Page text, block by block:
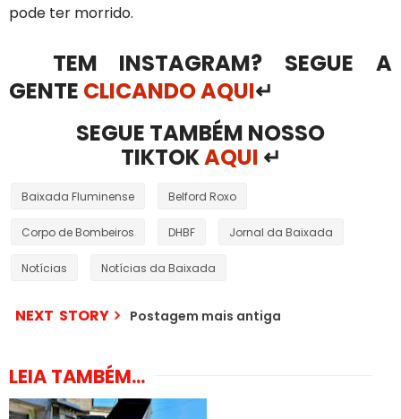
pode ter morrido.
TEM INSTAGRAM? SEGUE A
GENTE CLICANDO AQUI↵
SEGUE TAMBÉM NOSSO
TIKTOKAQUI ↵
Baixada Fluminense Belford Roxo
Corpo de Bombeiros DHBF Jornal da Baixada
Notícias Notícias da Baixada
NEXT STORY Postagem mais antiga
LEIA TAMBÉM...